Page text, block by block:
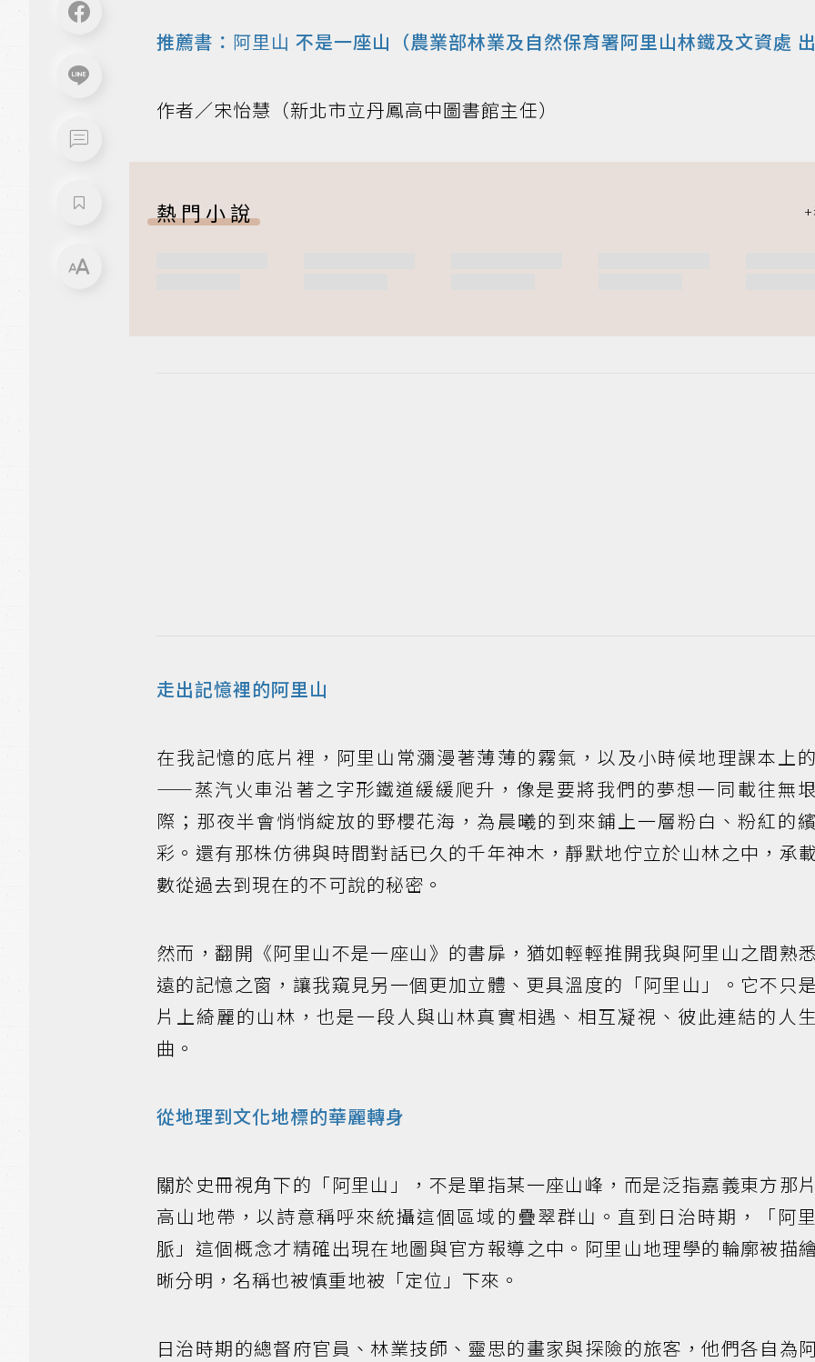
推薦書： 阿里山 不是一座山（農業部林業及自然保育署阿里山林鐵及文資處
作者／宋怡慧（新北市立丹鳳高中圖書館主任）
熱門小說
走出記憶裡的阿里山
在我記憶的底片裡，阿里山常瀰漫著薄薄的霧氣，以及小時候地理課本上
——蒸汽火車沿著之字形鐵道緩緩爬升，像是要將我們的夢想一同載往無
際；那夜半會悄悄綻放的野櫻花海，為晨曦的到來鋪上一層粉白、粉紅的
彩。還有那株仿彿與時間對話已久的千年神木，靜默地佇立於山林之中，承
數從過去到現在的不可說的秘密。
然而，翻開《阿里山不是一座山》的書扉，猶如輕輕推開我與阿里山之間熟
遠的記憶之窗，讓我窺見另一個更加立體、更具溫度的「阿里山」。它不只
片上綺麗的山林，也是一段人與山林真實相遇、相互凝視、彼此連結的人
曲。
從地理到文化地標的華麗轉身
關於史冊視角下的「阿里山」，不是單指某一座山峰，而是泛指嘉義東方那
高山地帶，以詩意稱呼來統攝這個區域的疊翠群山。直到日治時期，「阿
脈」這個概念才精確出現在地圖與官方報導之中。阿里山地理學的輪廓被描
晰分明，名稱也被慎重地被「定位」下來。
日治時期的總督府官員、林業技師、靈思的畫家與探險的旅客，他們各自為